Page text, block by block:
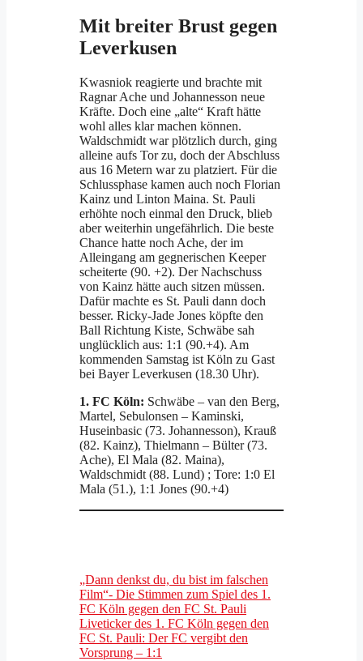
Mit breiter Brust gegen
Leverkusen
Kwasniok reagierte und brachte mit
Ragnar Ache und Johannesson neue
Kräfte. Doch eine „alte“ Kraft hätte
wohl alles klar machen können.
Waldschmidt war plötzlich durch, ging
alleine aufs Tor zu, doch der Abschluss
aus 16 Metern war zu platziert. Für die
Schlussphase kamen auch noch Florian
Kainz und Linton Maina. St. Pauli
erhöhte noch einmal den Druck, blieb
aber weiterhin ungefährlich. Die beste
Chance hatte noch Ache, der im
Alleingang am gegnerischen Keeper
scheiterte (90. +2). Der Nachschuss
von Kainz hätte auch sitzen müssen.
Dafür machte es St. Pauli dann doch
besser. Ricky-Jade Jones köpfte den
Ball Richtung Kiste, Schwäbe sah
unglücklich aus: 1:1 (90.+4). Am
kommenden Samstag ist Köln zu Gast
bei Bayer Leverkusen (18.30 Uhr).
1. FC Köln: Schwäbe – van den Berg,
Martel, Sebulonsen – Kaminski,
Huseinbasic (73. Johannesson), Krauß
(82. Kainz), Thielmann – Bülter (73.
Ache), El Mala (82. Maina),
Waldschmidt (88. Lund) ; Tore: 1:0 El
Mala (51.), 1:1 Jones (90.+4)
„Dann denkst du, du bist im falschen
Film“- Die Stimmen zum Spiel des 1.
FC Köln gegen den FC St. Pauli
Liveticker des 1. FC Köln gegen den
FC St. Pauli: Der FC vergibt den
Vorsprung – 1:1